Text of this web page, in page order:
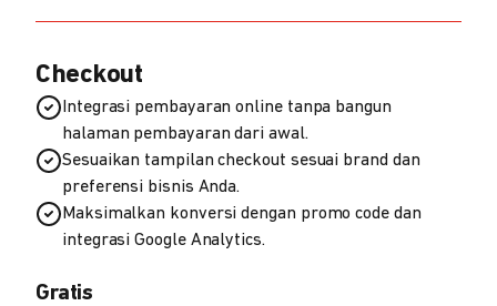
Checkout
Integrasi pembayaran online tanpa bangun
halaman pembayaran dari awal.
Sesuaikan tampilan checkout sesuai brand dan
preferensi bisnis Anda.
Maksimalkan konversi dengan promo code dan
integrasi Google Analytics.
Gratis